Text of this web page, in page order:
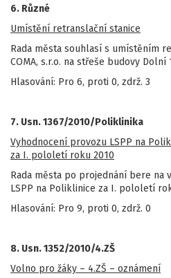
6. Různé
Umístění retranslační stanice
Rada města souhlasí s umístěním
COMA, s.r.o. na střeše budovy Dolní
Hlasování: Pro 6, proti 0, zdrž. 3
7. Usn. 1367/2010/Poliklinika
Vyhodnocení provozu LSPP na
za I. pololetí roku 2010
Rada města po projednání bere na
LSPP na Poliklinice za I. pololetí
Hlasování: Pro 9, proti 0, zdrž. 0
8. Usn. 1352/2010/4.ZŠ
Volno pro žáky – 4.ZŠ – oznámení